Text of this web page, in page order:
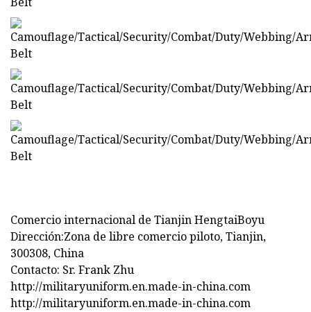
Comercio internacional de Tianjin HengtaiBoyu
Dirección:Zona de libre comercio piloto, Tianjin,
300308, China
Contacto: Sr. Frank Zhu
http://militaryuniform.en.made-in-china.com
http://militaryuniform.en.made-in-china.com